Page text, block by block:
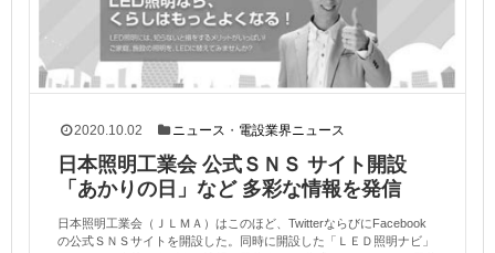
2020.10.02 ニュース ・ 電設業界ニュース
日本照明工業会 公式ＳＮＳ サイト開設
「あかりの日」など 多彩な情報を発信
日本照明工業会（ＪＬＭＡ）はこのほど、TwitterならびにFacebook
の公式ＳＮＳサイトを開設した。同時に開設した「ＬＥＤ照明ナビ」